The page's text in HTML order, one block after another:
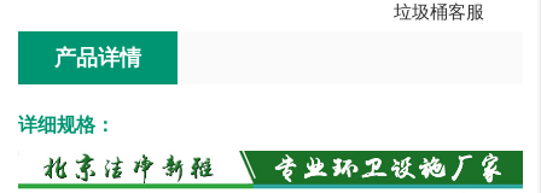
垃圾桶客服
产品详情
详细规格：